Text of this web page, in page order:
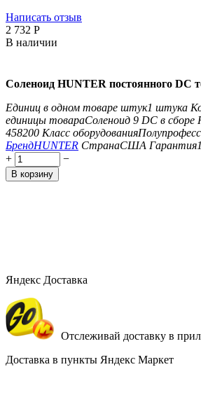
Написать отзыв
2 732 Р
В наличии
Соленоид HUNTER постоянного DC
Единиц в одном товаре штук1 штука
единицы товараСоленоид 9 DC в сборе
458200 Класс оборудования
БрендHUNTER СтранаСША Гарантия
+
−
В корзину
Яндекс Доставка
Отслеживай доставку в
Доставка в пункты Яндекс Маркет